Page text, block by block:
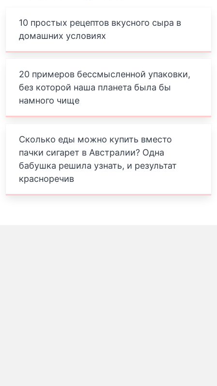
10 простых рецептов вкусного сыра в
домашних условиях
20 примеров бессмысленной упаковки,
без которой наша планета была бы
намного чище
Сколько еды можно купить вместо
пачки сигарет в Австралии? Одна
бабушка решила узнать, и результат
красноречив